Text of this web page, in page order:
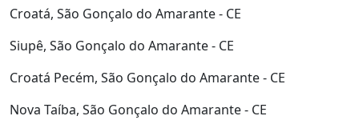
Croatá, São Gonçalo do Amarante - CE
Siupê, São Gonçalo do Amarante - CE
Croatá Pecém, São Gonçalo do Amarante - CE
Nova Taíba, São Gonçalo do Amarante - CE